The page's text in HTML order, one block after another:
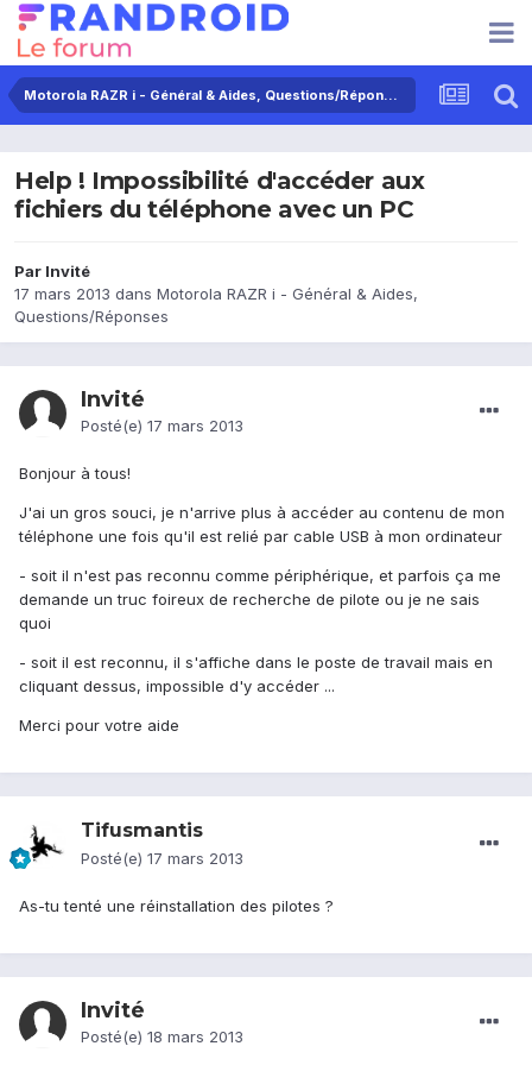
Motorola RAZR i - Général & Aides, Questions/Réponses
Help ! Impossibilité d'accéder aux
fichiers du téléphone avec un PC
Par Invité
17 mars 2013 dans Motorola RAZR i - Général & Aides,
Questions/Réponses
Invité
Posté(e) 17 mars 2013
Bonjour à tous!
J'ai un gros souci, je n'arrive plus à accéder au contenu de mon
téléphone une fois qu'il est relié par cable USB à mon ordinateur
- soit il n'est pas reconnu comme périphérique, et parfois ça me
demande un truc foireux de recherche de pilote ou je ne sais
quoi
- soit il est reconnu, il s'affiche dans le poste de travail mais en
cliquant dessus, impossible d'y accéder ...
Merci pour votre aide
Tifusmantis
Posté(e) 17 mars 2013
As-tu tenté une réinstallation des pilotes ?
Invité
Posté(e) 18 mars 2013